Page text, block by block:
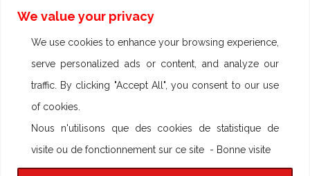
We value your privacy
We use cookies to enhance your browsing experience,
serve personalized ads or content, and analyze our
traffic. By clicking "Accept All", you consent to our use
of cookies.
Nous n'utilisons que des cookies de statistique de
visite ou de fonctionnement sur ce site - Bonne visite
sont la propriété exclusive de
créateur et illustrateur Sébastien KOVAL -
aucun droit d'utilisation n'est autorisé -
Des poursuites peuvent être engagées
contre toute utilisation commerciale
Thème parColorlibPropulsé parWordPress